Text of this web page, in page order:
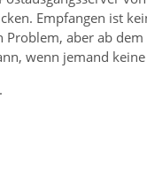
Empfangen ist
aber ab
wenn jemand